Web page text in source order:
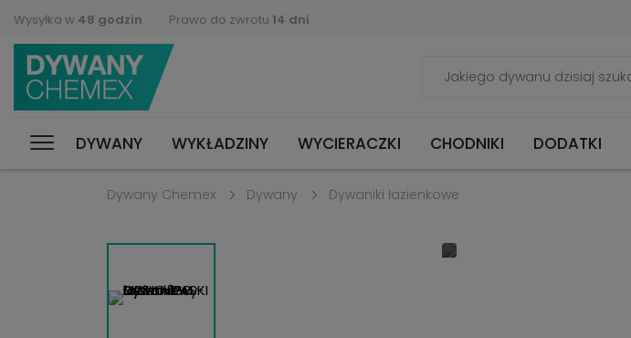
Wysyłka w 48 godzin Prawo do zwrotu 14 dni
DYWANY WYKŁADZINY WYCIERACZKI CHODNIKI DODATKI
Dywany Chemex Dywany Dywaniki łazienkowe